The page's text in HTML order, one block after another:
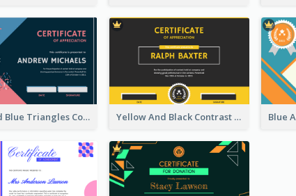
Pink And Blue Triangles Confetti Celebration Certificate Yellow And Black Contrast Simple Certificate